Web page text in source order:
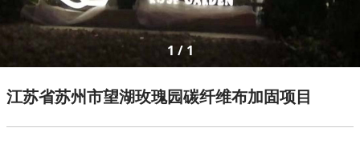
砼修复系统
水泥基系统
1 / 1
江苏省苏州市望湖玫瑰园碳纤维布加固项目